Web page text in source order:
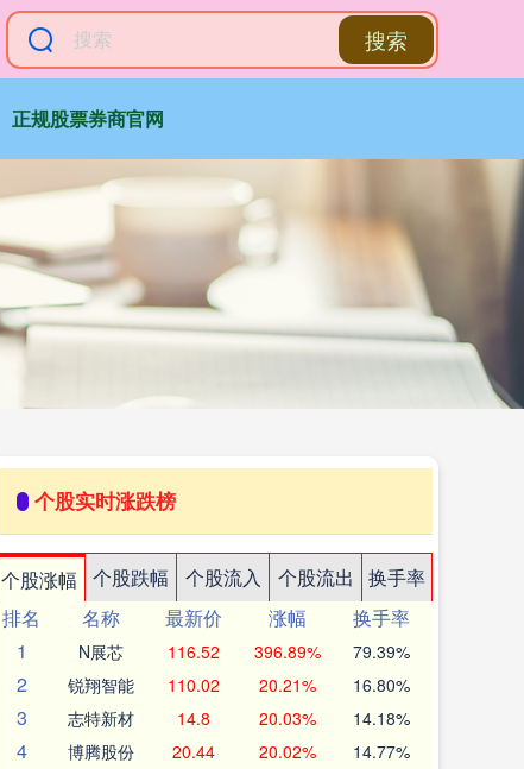
搜索
正规股票券商官网
个股实时涨跌榜
个股涨幅 个股跌幅 个股流入 个股流出
换手率
排名
名称 最新价 涨幅
换手率
1
N展芯 116.52 396.89% 79.39%
2 锐翔智能 110.02 20.21% 16.80%
3 志特新材 14.8 20.03% 14.18%
4 博腾股份 20.44 20.02% 14.77%